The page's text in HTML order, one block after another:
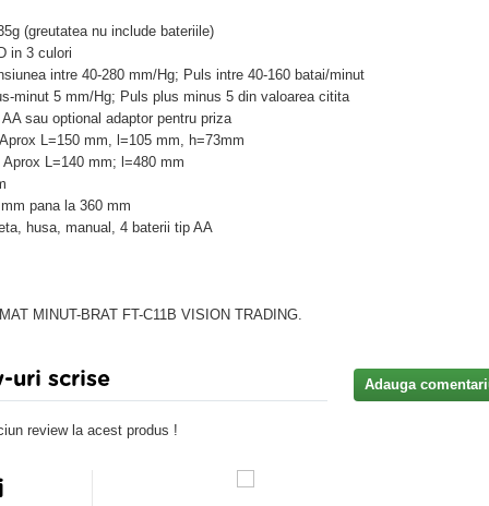
(greutatea nu include bateriile)
in 3 culori
intre 40-280 mm/Hg; Puls intre 40-160 batai/minut
minut 5 mm/Hg; Puls plus minus 5 din valoarea citita
sau optional adaptor pentru priza
L=150 mm, l=105 mm, h=73mm
L=140 mm; l=480 mm
pana la 360 mm
husa, manual, 4 baterii tip AA
MINUT-BRAT FT-C11B VISION TRADING.
uri scrise Adauga
review la acest produs !